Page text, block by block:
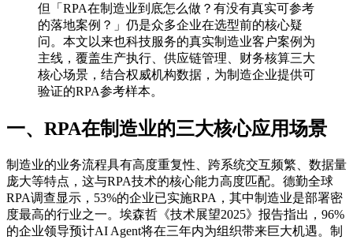
但「RPA在制造业到底怎么做？有没有真实可参考
的落地案例？」仍是众多企业在选型前的核心疑
问。本文以来也科技服务的真实制造业客户案例为
主线，覆盖生产执行、供应链管理、财务核算三大
核心场景，结合权威机构数据，为制造企业提供可
验证的RPA参考样本。
一、RPA在制造业的三大核心应用场景
制造业的业务流程具有高度重复性、跨系统交互频繁、数据量
庞大等特点，这与RPA技术的核心能力高度匹配。德勤全球
RPA调查显示，53%的企业已实施RPA，其中制造业是部署密
度最高的行业之一。埃森哲《技术展望2025》报告指出，96%
的企业领导预计AI Agent将在三年内为组织带来巨大机遇。制